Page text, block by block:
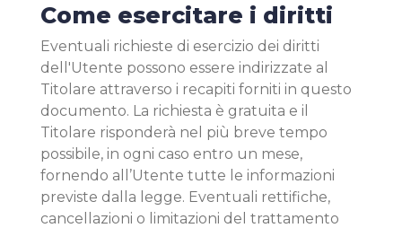
Come esercitare i diritti
Eventuali richieste di esercizio dei diritti
dell'Utente possono essere indirizzate al
Titolare attraverso i recapiti forniti in questo
documento. La richiesta è gratuita e il
Titolare risponderà nel più breve tempo
possibile, in ogni caso entro un mese,
fornendo all’Utente tutte le informazioni
previste dalla legge. Eventuali rettifiche,
cancellazioni o limitazioni del trattamento